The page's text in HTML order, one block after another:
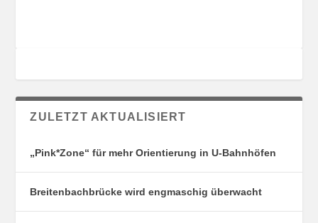
ZULETZT AKTUALISIERT
„Pink*Zone“ für mehr Orientierung in U-Bahnhöfen
Breitenbachbrücke wird engmaschig überwacht